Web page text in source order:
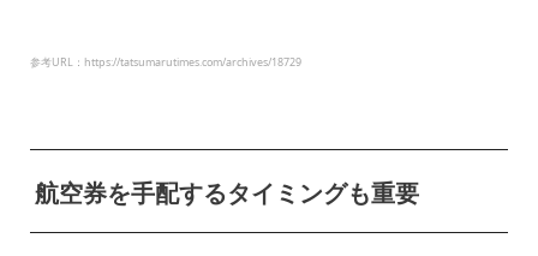
参考URL：https://tatsumarutimes.com/archives/18729
航空券を手配するタイミングも重要